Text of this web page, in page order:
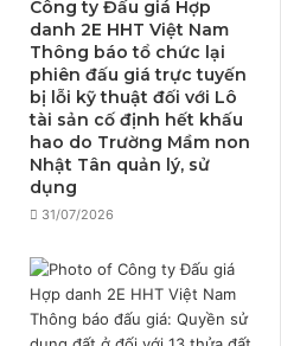
Công ty Đấu giá Hợp
danh 2E HHT Việt Nam
Thông báo tổ chức lại
phiên đấu giá trực tuyến
bị lỗi kỹ thuật đối với Lô
tài sản cố định hết khấu
hao do Trường Mầm non
Nhật Tân quản lý, sử
dụng
31/07/2026